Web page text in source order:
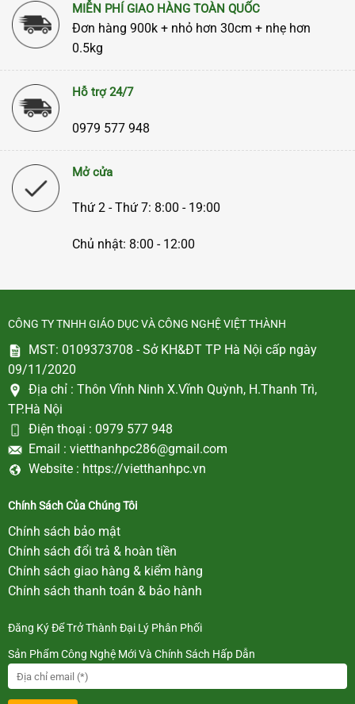
MIỄN PHÍ GIAO HÀNG TOÀN QUỐC
Đơn hàng 900k + nhỏ hơn 30cm + nhẹ hơn
0.5kg
Hỗ trợ 24/7
0979 577 948
Mở cửa
Thứ 2 - Thứ 7: 8:00 - 19:00
Chủ nhật: 8:00 - 12:00
CÔNG TY TNHH GIÁO DỤC VÀ CÔNG NGHỆ VIỆT THÀNH
MST: 0109373708 - Sở KH&ĐT TP Hà Nội cấp ngày
09/11/2020
Địa chỉ : Thôn Vĩnh Ninh X.Vĩnh Quỳnh, H.Thanh Trì,
TP.Hà Nội
Điện thoại : 0979 577 948
Email : vietthanhpc286@gmail.com
Website : https://vietthanhpc.vn
Chính Sách Của Chúng Tôi
Chính sách bảo mật
Chính sách đổi trả & hoàn tiền
Chính sách giao hàng & kiểm hàng
Chính sách thanh toán & bảo hành
Đăng Ký Để Trở Thành Đại Lý Phân Phối
Sản Phẩm Công Nghệ Mới Và Chính Sách Hấp Dẫn